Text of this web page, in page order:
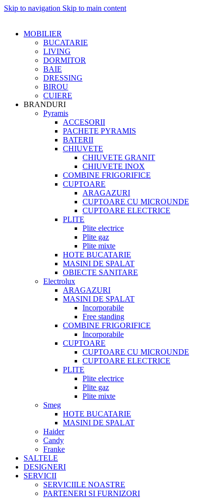
Skip to navigation Skip to main content
MOBILIER
BUCATARIE
LIVING
DORMITOR
BAIE
DRESSING
BIROU
CUIERE
BRANDURI
Pyramis
ACCESORII
PACHETE PYRAMIS
BATERII
CHIUVETE
CHIUVETE GRANIT
CHIUVETE INOX
COMBINE FRIGORIFICE
CUPTOARE
ARAGAZURI
CUPTOARE CU MICROUNDE
CUPTOARE ELECTRICE
PLITE
Plite electrice
Plite gaz
Plite mixte
HOTE BUCATARIE
MASINI DE SPALAT
OBIECTE SANITARE
Electrolux
ARAGAZURI
MASINI DE SPALAT
Incorporabile
Free standing
COMBINE FRIGORIFICE
Incorporabile
CUPTOARE
CUPTOARE CU MICROUNDE
CUPTOARE ELECTRICE
PLITE
Plite electrice
Plite gaz
Plite mixte
Smeg
HOTE BUCATARIE
MASINI DE SPALAT
Haider
Candy
Franke
SALTELE
DESIGNERI
SERVICII
SERVICIILE NOASTRE
PARTENERI SI FURNIZORI